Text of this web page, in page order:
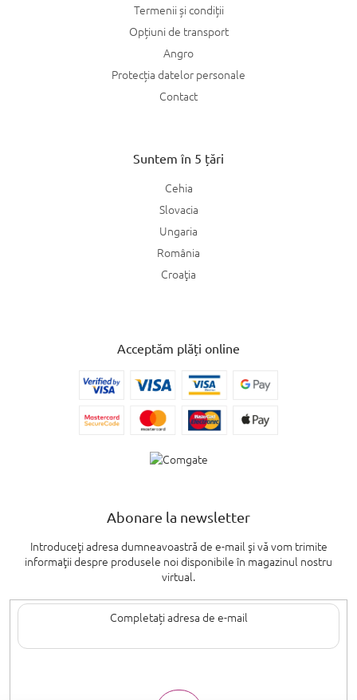
Termenii și condiții
Opțiuni de transport
Angro
Protecția datelor personale
Contact
Suntem în 5 țări
Cehia
Slovacia
Ungaria
România
Croaţia
Acceptăm plăți online
Abonare la newsletter
Introduceţi adresa dumneavoastră de e-mail şi vă vom trimite
informaţii despre produsele noi disponibile în magazinul nostru
virtual.